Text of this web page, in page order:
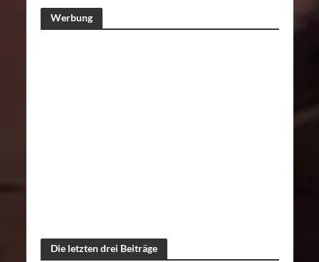
Werbung
Die letzten drei Beiträge